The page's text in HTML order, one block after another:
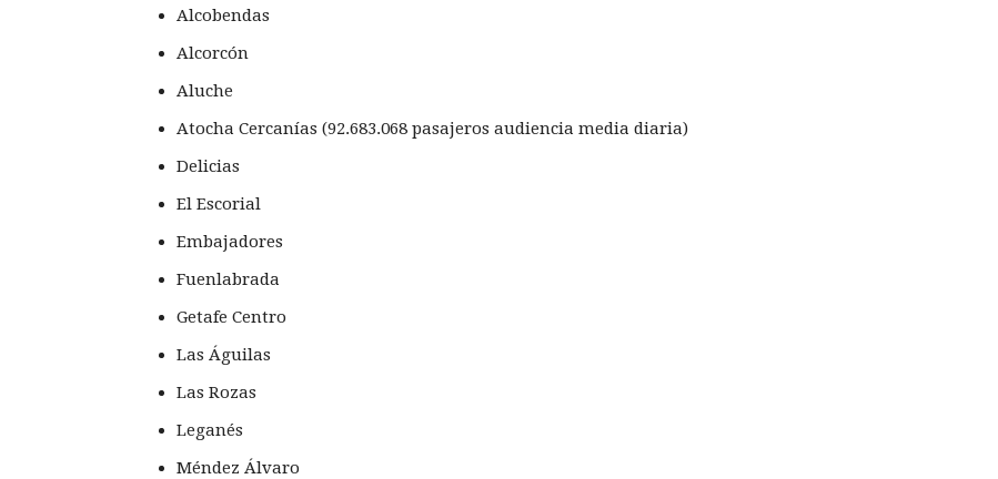
Alcobendas
Alcorcón
Aluche
Atocha Cercanías (92.683.068 pasajeros audiencia media diaria)
Delicias
El Escorial
Embajadores
Fuenlabrada
Getafe Centro
Las Águilas
Las Rozas
Leganés
Méndez Álvaro